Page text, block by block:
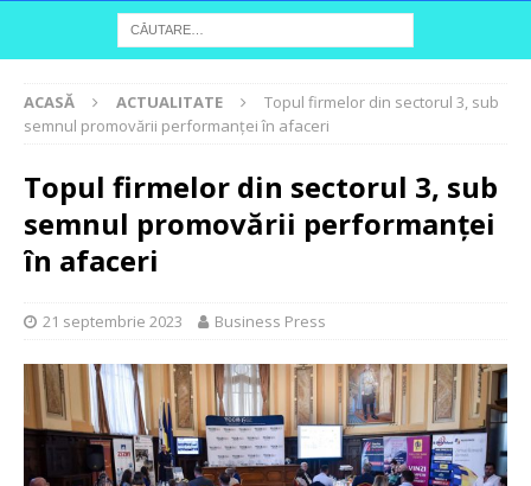
ACASĂ ACTUALITATE
Topul firmelor din sectorul 3, sub
semnul promovării performanței în afaceri
Topul firmelor din sectorul 3, sub
semnul promovării performanței
în afaceri
21 septembrie 2023 Business Press